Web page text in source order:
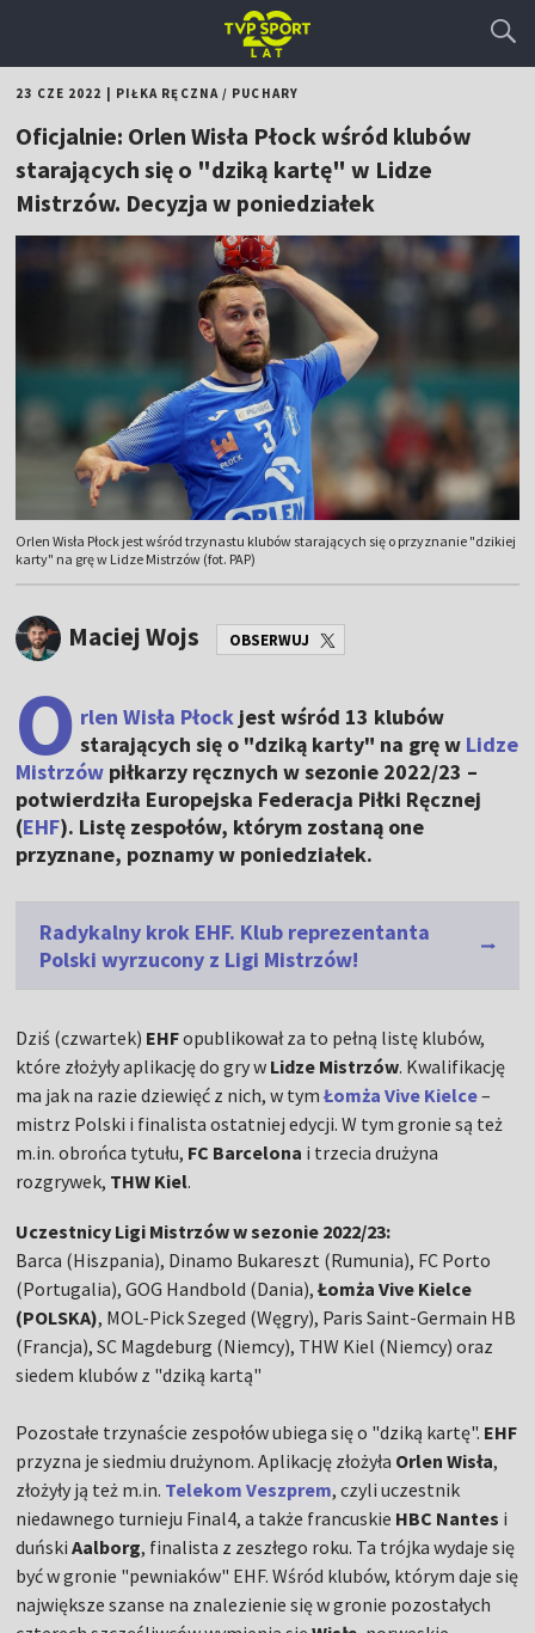
23 CZE 2022 PIŁKA RĘCZNA/ PUCHARY
Oficjalnie: Orlen Wisła Płock wśród klubów
starających się o "dziką kartę" w Lidze
Mistrzów. Decyzja w poniedziałek
Orlen Wisła Płock jest wśród trzynastu klubów starających się o przyznanie "dzikiej
karty" na grę w Lidze Mistrzów (fot. PAP)
Maciej Wojs OBSERWUJ
O rlen Wisła Płock jest wśród 13 klubów
starających się o "dziką karty" na grę w Lidze
Mistrzów piłkarzy ręcznych w sezonie 2022/23 –
potwierdziła Europejska Federacja Piłki Ręcznej
(EHF). Listę zespołów, którym zostaną one
przyznane, poznamy w poniedziałek.
Radykalny krok EHF. Klub reprezentanta
Polski wyrzucony z Ligi Mistrzów!
Dziś (czwartek) EHFopublikował za to pełną listę klubów,
które złożyły aplikację do gry w Lidze Mistrzów. Kwalifikację
ma jak na razie dziewięć z nich, w tymŁomża Vive Kielce–
mistrz Polski i finalista ostatniej edycji. W tym gronie są też
m.in. obrońca tytułu, FC Barcelona i trzecia drużyna
rozgrywek, THW Kiel.
Uczestnicy Ligi Mistrzów w sezonie 2022/23:
Barca (Hiszpania), Dinamo Bukareszt (Rumunia), FC Porto
(Portugalia), GOG Handbold (Dania),Łomża Vive Kielce
(POLSKA), MOL-Pick Szeged (Węgry), Paris Saint-Germain HB
(Francja), SC Magdeburg (Niemcy), THW Kiel (Niemcy) oraz
siedem klubów z "dziką kartą"
Pozostałe trzynaście zespołów ubiega się o "dziką kartę". EHF
przyzna je siedmiu drużynom. Aplikację złożyła Orlen Wisła,
złożyły ją też m.in. Telekom Veszprem, czyli uczestnik
niedawnego turnieju Final4, a także francuskie HBC Nantes i
duńskiAalborg, finalista z zeszłego roku. Ta trójka wydaje się
być w gronie "pewniaków" EHF. Wśród klubów, którym daje się
największe szanse na znalezienie się w gronie pozostałych